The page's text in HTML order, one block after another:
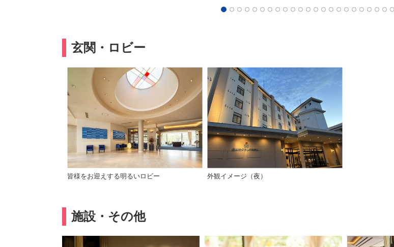
玄関・ロビー
皆様をお迎えする明るいロビー 外観イメージ（夜）
施設・その他